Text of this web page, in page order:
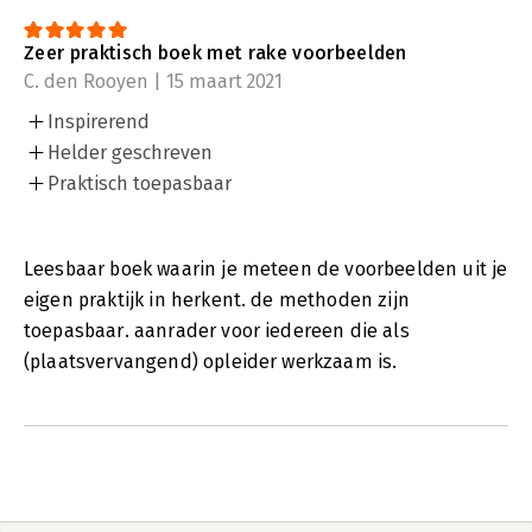
Zeer praktisch boek met rake voorbeelden
C. den Rooyen | 15 maart 2021
Inspirerend
Helder geschreven
Praktisch toepasbaar
Leesbaar boek waarin je meteen de voorbeelden uit je
eigen praktijk in herkent. de methoden zijn
toepasbaar. aanrader voor iedereen die als
(plaatsvervangend) opleider werkzaam is.